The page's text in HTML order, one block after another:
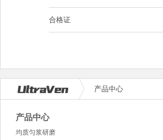
合格证
产品中心
产品中心
均质匀浆研磨